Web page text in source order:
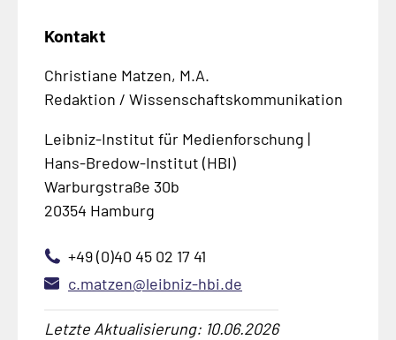
Kontakt
Christiane Matzen, M.A.
Redaktion / Wissenschaftskommunikation
Leibniz-Institut für Medienforschung |
Hans-Bredow-Institut (HBI)
Warburgstraße 30b
20354 Hamburg
+49 (0)40 45 02 17 41
c.matzen@leibniz-hbi.de
Letzte Aktualisierung: 10.06.2026